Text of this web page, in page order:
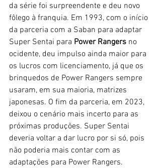
da série foi surpreendente e deu novo
fôlego à franquia. Em 1993, com o início
da parceria com a Saban para adaptar
Super Sentai para Power Rangers no
ocidente, deu impulso ainda maior para
os lucros com licenciamento, já que os
brinquedos de Power Rangers sempre
usaram, em sua maioria, matrizes
japonesas. O fim da parceria, em 2023,
deixou o cenário mais incerto para as
próximas produções. Super Sentai
deveria voltar a dar lucro por si só, pois
não poderia mais contar com as
adaptações para Power Rangers.